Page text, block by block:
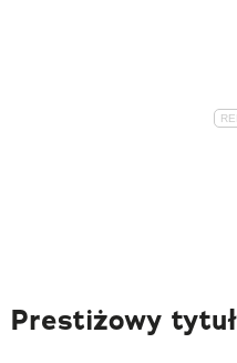
Prestiżowy tytuł